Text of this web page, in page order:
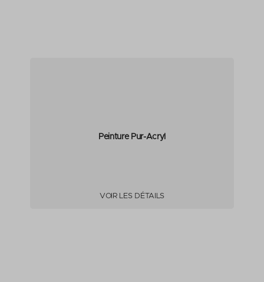
Peinture Pur-Acryl
VOIR LES DÉTAILS